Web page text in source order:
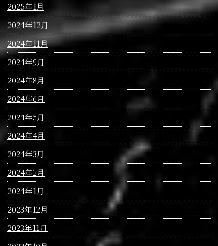
2025年1月
2024年12月
2024年11月
2024年9月
2024年8月
2024年6月
2024年5月
2024年4月
2024年3月
2024年2月
2024年1月
2023年12月
2023年11月